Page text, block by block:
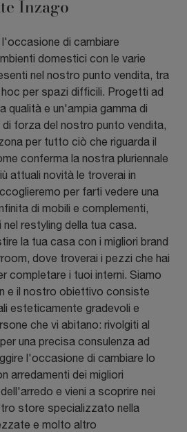
Inzago
di cambiare
domestici con le varie
nel nostro punto vendita, tra
per spazi difficili. Progetti ad
qualità e un'ampia gamma di
forza del nostro punto vendita,
per tutto ciò che riguarda il
conferma la nostra pluriennale
attuali novità le troverai in
per farti vedere una
di mobili e complementi,
restyling della tua casa.
la tua casa con i migliori brand
dove troverai i pezzi che hai
completare i tuoi interni. Siamo
e il nostro obiettivo consiste
esteticamente gradevoli e
che vi abitano: rivolgiti al
una precisa consulenza ad
l'occasione di cambiare lo
arredamenti dei migliori
e vieni a scoprire nei
store specializzato nella
e molto altro